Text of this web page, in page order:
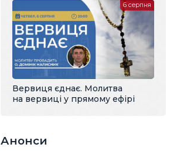
Вервиця єднає. Молитва
на вервиці у прямому ефірі
6 серпня
Анонси